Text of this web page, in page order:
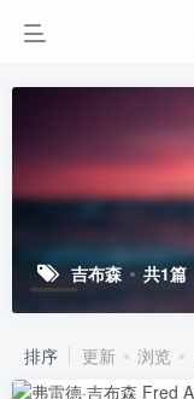
吉布森 共1篇
排序 更新 浏览